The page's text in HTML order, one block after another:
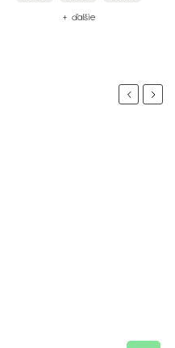
+ ďalšie
PreviousNext